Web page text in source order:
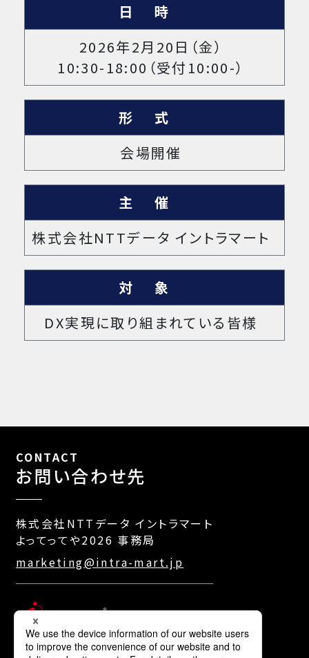
日時
2026年2月20日（金）
10:30- 18:00（受付10:00-）
形式
会場開催
主催
株式会社NTTデータ イントラマート
対象
DX実現に取り組まれている皆様
CONTACT
お問い合わせ先
株式会社NTTデータ イントラマート
よってってや2026 事務局
marketing@intra-mart.jp
株式会社NTTデータ イントラマート